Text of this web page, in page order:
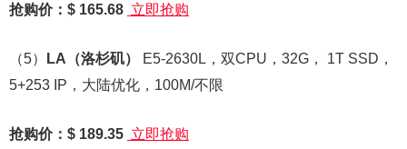
抢购价：$ 165.68 立即抢购
（5） LA （洛杉矶）
E5-2630L，双CPU，32G， 1T SSD，
5+253 IP，大陆优化，100M/不限
抢购价：$ 189.35 立即抢购